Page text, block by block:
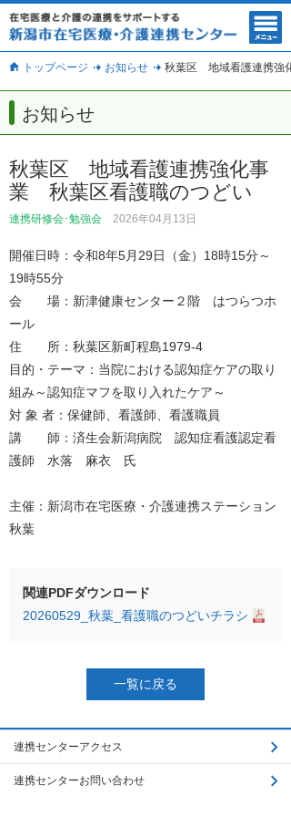
トップページ お知らせ 秋葉区 地域看護連携強
お知らせ
秋葉区 地域看護連携強化事
業 秋葉区看護職のつどい
連携研修会･勉強会 2026年04月13日
開催日時：令和8年5月29日（金）18時15分～
19時55分
会 場：新津健康センター２階 はつらつホ
ール
住 所：秋葉区新町程島1979-4
目的・テーマ：当院における認知症ケアの取り
組み～認知症マフを取り入れたケア～
対 象 者：保健師、看護師、看護職員
講 師：済生会新潟病院 認知症看護認定看
護師 水落 麻衣 氏
主催：新潟市在宅医療・介護連携ステーション
秋葉
関連PDFダウンロード
20260529_秋葉_看護職のつどいチラシ
一覧に戻る
連携センターアクセス
連携センターお問い合わせ